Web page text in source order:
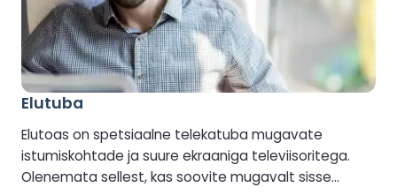
Elutuba
Elutoas on spetsiaalne telekatuba mugavate
istumiskohtade ja suure ekraaniga televiisoritega.
Olenemata sellest, kas soovite mugavalt sisse